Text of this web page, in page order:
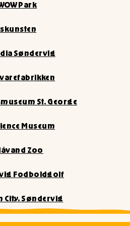
Park
Søndervig
St. George
Museum
Zoo
Fodboldgolf
City, Søndervig